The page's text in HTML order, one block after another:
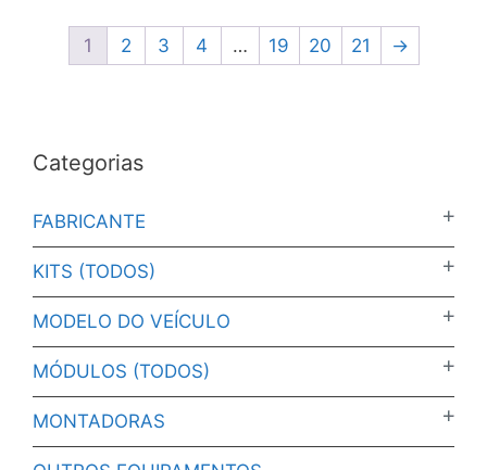
1 2 3 4 … 19 20 21 →
Categorias
FABRICANTE
KITS (TODOS)
MODELO DO VEÍCULO
MÓDULOS (TODOS)
MONTADORAS